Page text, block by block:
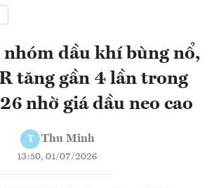
dầu khí bùng nổ,
tăng gần 4 lần trong
nhờ giá dầu neo cao
T Thu Minh
13:50, 01/07/2026